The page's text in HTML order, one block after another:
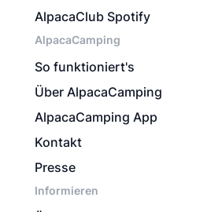
AlpacaClub Spotify
AlpacaCamping
So funktioniert's
Über AlpacaCamping
AlpacaCamping App
Kontakt
Presse
Informieren